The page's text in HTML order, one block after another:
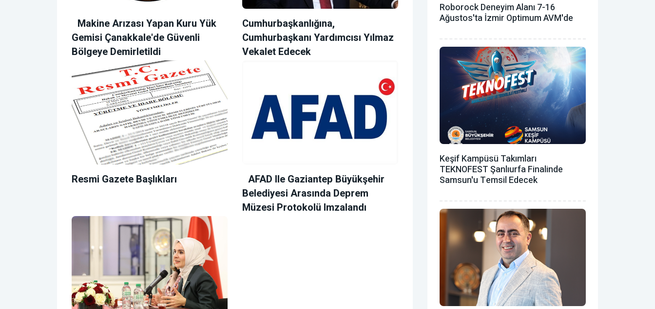
Makine Arızası Yapan Kuru Yük
Gemisi Çanakkale'de Güvenli
Bölgeye Demirletildi
Cumhurbaşkanlığına,
Cumhurbaşkanı Yardımcısı Yılmaz
Vekalet Edecek
Resmi Gazete Başlıkları
AFAD Ile Gaziantep Büyükşehir
Belediyesi Arasında Deprem
Müzesi Protokolü Imzalandı
Roborock Deneyim Alanı 7-16
Ağustos'ta İzmir Optimum AVM'de
Keşif Kampüsü Takımları
TEKNOFEST Şanlıurfa Finalinde
Samsun'u Temsil Edecek